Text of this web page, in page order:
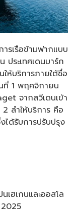
รเรือข้ามฟากแบบ
ประเทศเดนมาร์ก
ให้บริการภายใต้ชื่อ
ที่ 1 พฤศจิกายน
จากสวีเดนเข้า
ลำให้บริการ คือ
ด้รับการปรับปรุง
ฮเกนและออสโล
2025